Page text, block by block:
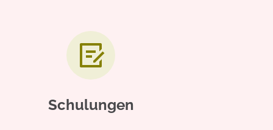
Schulungen